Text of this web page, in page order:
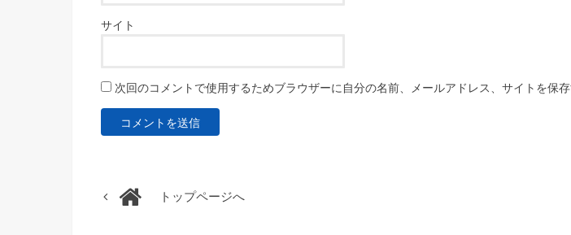
サイト
次回のコメントで使用するためブラウザーに自分の名前、メールアドレス、サイトを保存
トップページへ